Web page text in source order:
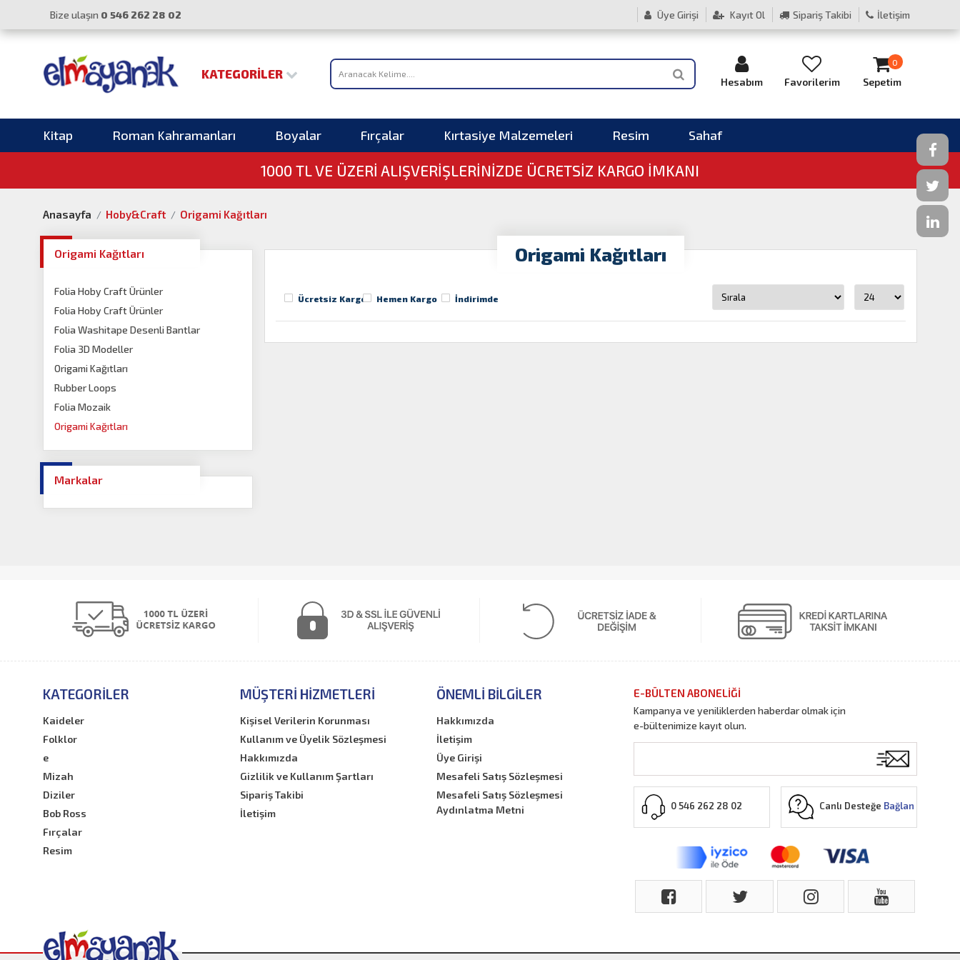
Bize ulaşın 0 546 262 28 02 Üye Girişi Kayıt Ol Sipariş Takibi İletişim
KATEGORILER
Hesabım Favorilerim Sepetim
0
Kitap Roman Kahramanları Boyalar Fırçalar Kırtasiye Malzemeleri Resim Sahaf
1000 TL VE ÜZERI ALIŞVERIŞLERINIZDE ÜCRETSİZ KARGO İMKANI
Anasayfa Hoby&Craft Origami Kağıtları
Origami Kağıtları
Folia Hoby Craft Ürünler
Folia Hoby Craft Ürünler
Folia Washitape Desenli Bantlar
Folia 3D Modeller
Origami Kağıtları
Rubber Loops
Folia Mozaik
Origami Kağıtları
Markalar
Origami Kağıtları
Ücretsiz Kargo Hemen Kargo İndirimde
KATEGORILER
Kaideler
Folklor
e
Mizah
Diziler
Bob Ross
Fırçalar
Resim
MÜŞTERI HIZMETLERI
Kişisel Verilerin Korunması
Kullanım ve Üyelik Sözleşmesi
Hakkımızda
Gizlilik ve Kullanım Şartları
Sipariş Takibi
İletişim
ÖNEMLI BILGILER
Hakkımızda
İletişim
Üye Girişi
Mesafeli Satış Sözleşmesi
Mesafeli Satış Sözleşmesi
Aydınlatma Metni
E-BÜLTEN ABONELİĞİ
Kampanya ve yeniliklerden haberdar olmak için
e-bültenimize kayıt olun.
0 546 262 28 02 Canlı Desteğe Bağlan